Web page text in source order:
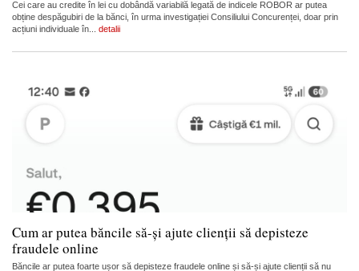
Cei care au credite în lei cu dobândă variabilă legată de indicele ROBOR ar putea
obține despăgubiri de la bănci, în urma investigației Consiliului Concurenței, doar prin
acțiuni individuale în... detalii
Cum ar putea băncile să-și ajute clienții să depisteze
fraudele online
Băncile ar putea foarte ușor să depisteze fraudele online și să-și ajute clienții să nu